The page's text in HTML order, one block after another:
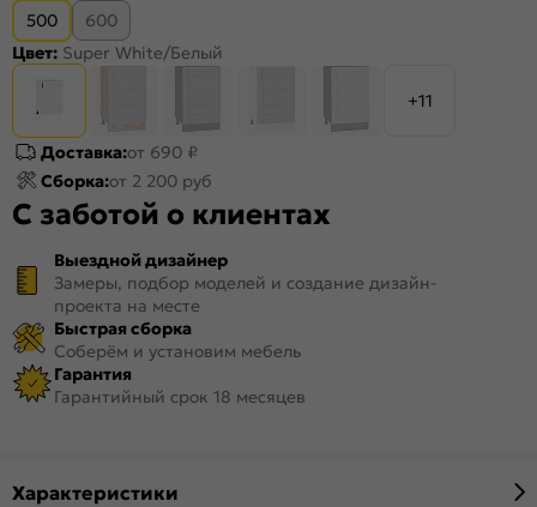
500
600
Цвет: Super White/Белый
+11
Доставка:от 690 ₽
Сборка:от 2 200 руб
С заботой о клиентах
Выездной дизайнер
Замеры, подбор моделей и создание дизайн-
проекта на месте
Быстрая сборка
Соберём и установим мебель
Гарантия
Гарантийный срок 18 месяцев
Характеристики